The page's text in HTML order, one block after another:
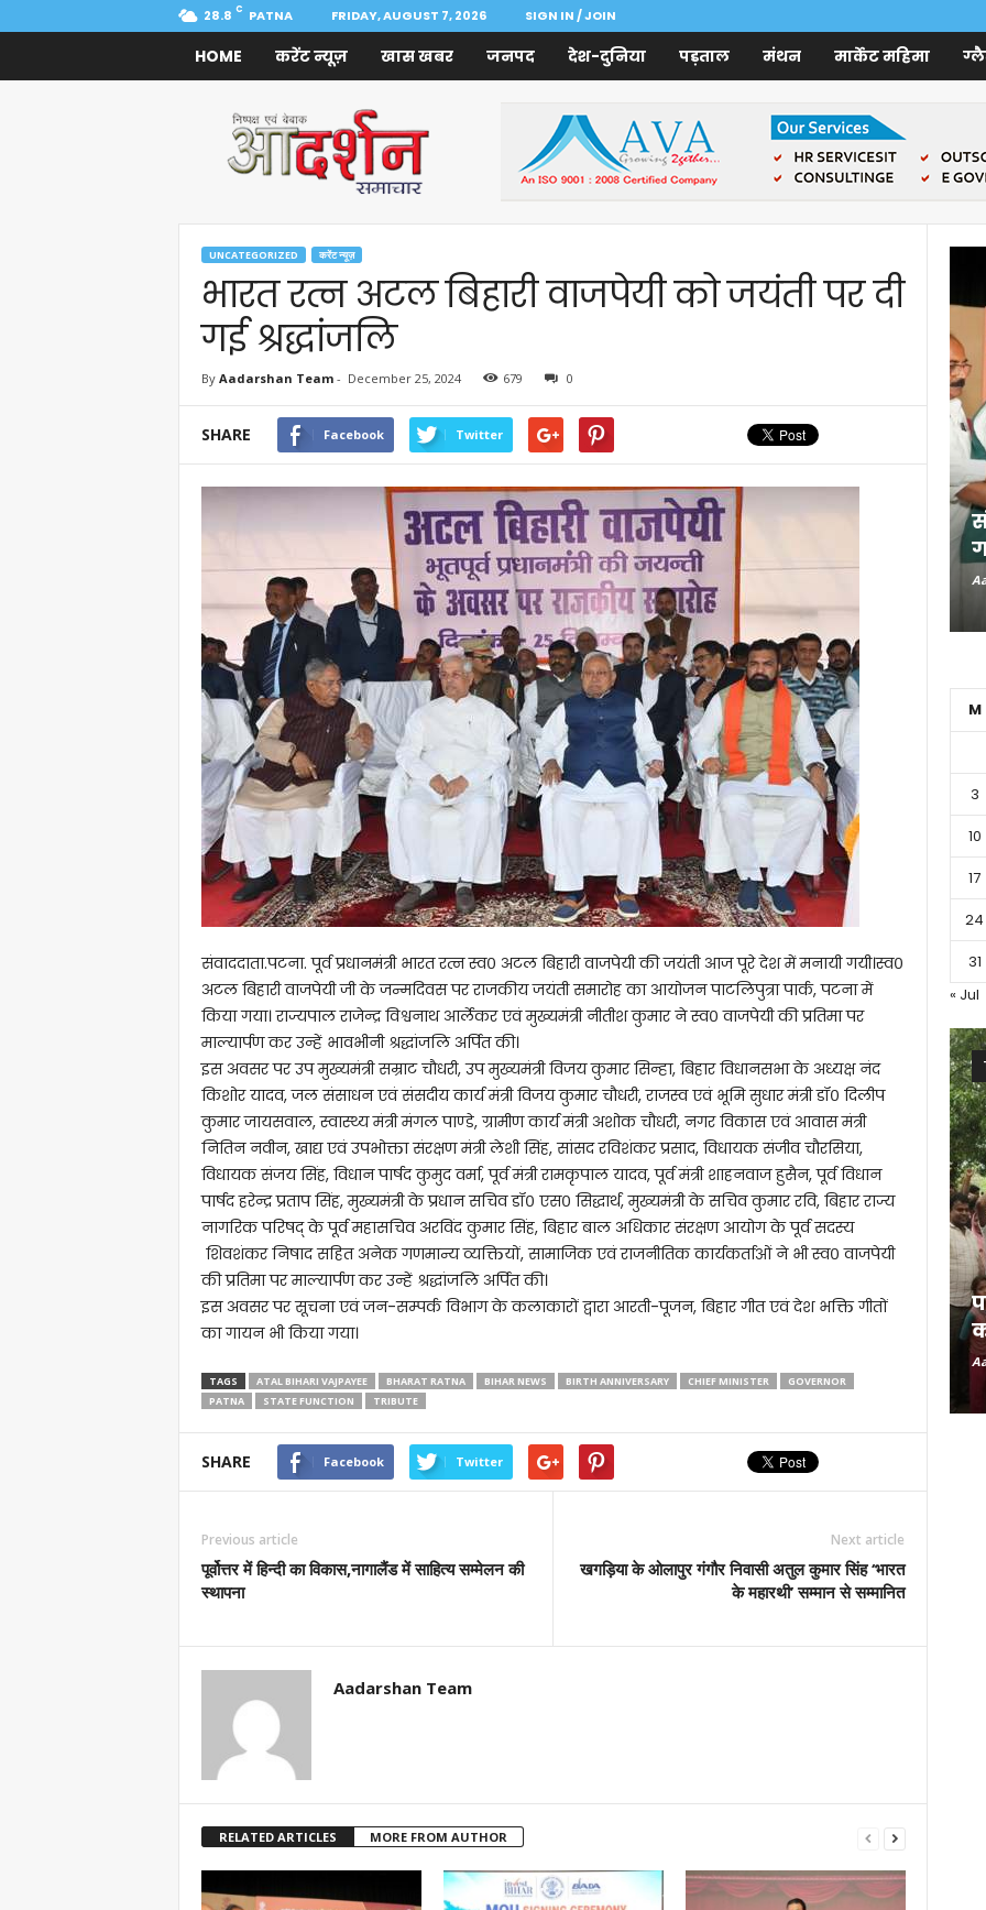
28.8 C PATNA FRIDAY, AUGUST 7, 2026 SIGN IN / JOIN
HOME करेंट न्यूज़ खास खबर जनपद देश-दुनिया पड़ताल मंथन मार्केट महिमा
Samachar
UNCATEGORIZED करेंट न्यूज़
भारत रत्न अटल बिहारी वाजपेयी को जयंती पर दी
गई श्रद्धांजलि
By Aadarshan Team- December 25, 2024 679 0
SHARE Facebook Twitter
संवाददाता.पटना. पूर्व प्रधानमंत्री भारत रत्न स्व० अटल बिहारी वाजपेयी की जयंती आज पूरे देश में मनायी गयी।स्व०
अटल बिहारी वाजपेयी जी के जन्मदिवस पर राजकीय जयंती समारोह का आयोजन पाटलिपुत्रा पार्क, पटना में
किया गया। राज्यपाल राजेन्द्र विश्वनाथ आर्लेकर एवं मुख्यमंत्री नीतीश कुमार ने स्व० वाजपेयी की प्रतिमा पर
माल्यार्पण कर उन्हें भावभीनी श्रद्धांजलि अर्पित की।
इस अवसर पर उप मुख्यमंत्री सम्राट चौधरी, उप मुख्यमंत्री विजय कुमार सिन्हा, बिहार विधानसभा के अध्यक्ष नंद
किशोर यादव, जल संसाधन एवं संसदीय कार्य मंत्री विजय कुमार चौधरी, राजस्व एवं भूमि सुधार मंत्री डॉ० दिलीप
कुमार जायसवाल, स्वास्थ्य मंत्री मंगल पाण्डे, ग्रामीण कार्य मंत्री अशोक चौधरी, नगर विकास एवं आवास मंत्री
नितिन नवीन, खाद्य एवं उपभोक्ता संरक्षण मंत्री लेशी सिंह, सांसद रविशंकर प्रसाद, विधायक संजीव चौरसिया,
विधायक संजय सिंह, विधान पार्षद कुमुद वर्मा, पूर्व मंत्री रामकृपाल यादव, पूर्व मंत्री शाहनवाज हुसैन, पूर्व विधान
पार्षद हरेन्द्र प्रताप सिंह, मुख्यमंत्री के प्रधान सचिव डॉ० एस० सिद्धार्थ, मुख्यमंत्री के सचिव कुमार रवि, बिहार राज्य
नागरिक परिषद् के पूर्व महासचिव अरविंद कुमार सिंह, बिहार बाल अधिकार संरक्षण आयोग के पूर्व सदस्य
शिवशंकर निषाद सहित अनेक गणमान्य व्यक्तियों, सामाजिक एवं राजनीतिक कार्यकर्ताओं ने भी स्व० वाजपेयी
की प्रतिमा पर माल्यार्पण कर उन्हें श्रद्धांजलि अर्पित की।
इस अवसर पर सूचना एवं जन-सम्पर्क विभाग के कलाकारों द्वारा आरती-पूजन, बिहार गीत एवं देश भक्ति गीतों
का गायन भी किया गया।
TAGS ATAL BIHARI VAJPAYEE BHARAT RATNA BIHAR NEWS BIRTH ANNIVERSARY CHIEF MINISTER
GOVERNOR
PATNA
STATE FUNCTION TRIBUTE
SHARE Facebook Twitter
Previous article
पूर्वोत्तर में हिन्दी का विकास,नागालैंड में साहित्य सम्मेलन की
स्थापना
Next article
खगड़िया के ओलापुर गंगौर निवासी अतुल कुमार सिंह ‘भारत
के महारथी’ सम्मान से सम्मानित
Aadarshan Team
RELATED ARTICLES MORE FROM AUTHOR
M
3
10
17
24
31
« Jul